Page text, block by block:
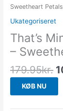
Sweetheart
Ukategoriseret
That’s
–
179.95kr.
KØB NU